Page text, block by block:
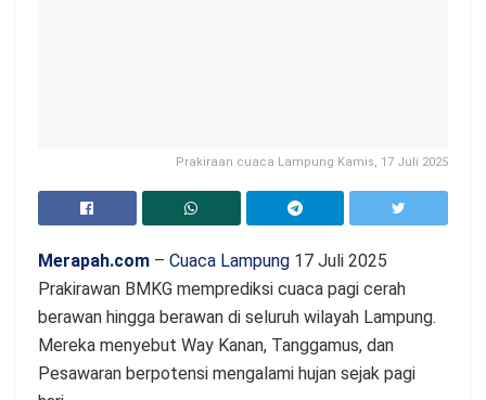
Prakiraan cuaca Lampung Kamis, 17 Juli 2025
Merapah.com – Cuaca Lampung 17 Juli 2025
Prakirawan BMKG memprediksi cuaca pagi cerah
berawan hingga berawan di seluruh wilayah Lampung.
Mereka menyebut Way Kanan, Tanggamus, dan
Pesawaran berpotensi mengalami hujan sejak pagi